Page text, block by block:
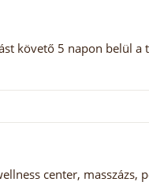
követő 5 napon belül
center,